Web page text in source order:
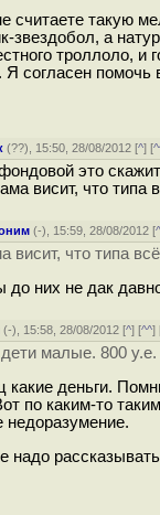
такую
звездобол, а
троллоло, и
согласен
(??), 15:50, 28/08/2012 [^] [
это
висит, что типа
(-), 15:59, 28/08/2012 [
висит, что типа
до них не дак
(-), 15:58, 28/08/2012 [^] [^^]
малые. 800 у.е.
какие деньги.
по каким-то
недоразумение.
надо